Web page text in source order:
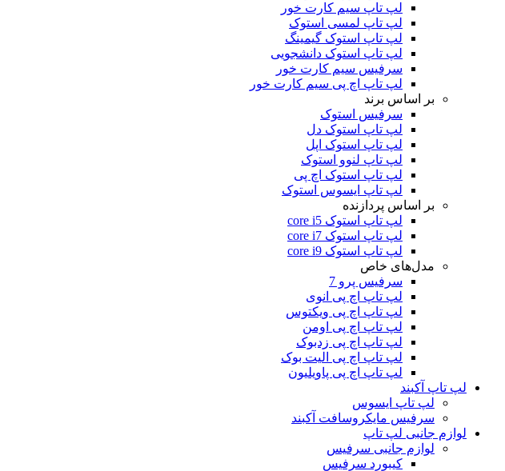
لپ تاپ سیم کارت خور
لپ تاپ لمسی استوک
لپ تاپ استوک گیمینگ
لپ تاپ استوک دانشجویی
سرفیس سیم کارت خور
لپ تاپ اچ پی سیم کارت خور
بر اساس برند
سرفیس استوک
لپ تاپ استوک دل
لپ تاپ استوک اپل
لپ تاپ لنوو استوک
لپ تاپ استوک اچ پی
لپ تاپ ایسوس استوک
بر اساس پردازنده
لپ تاپ استوک core i5
لپ تاپ استوک core i7
لپ تاپ استوک core i9
مدل‌های خاص
سرفیس پرو 7
لپ تاپ اچ پی انوی
لپ تاپ اچ پی ویکتوس
لپ تاپ اچ پی اومن
لپ تاپ اچ پی زدبوک
لپ تاپ اچ پی الیت بوک
لپ تاپ اچ پی پاویلیون
لپ تاپ آکبند
لپ تاپ ایسوس
سرفیس مایکروسافت آکبند
لوازم جانبی لپ تاپ
لوازم جانبی سرفیس
کیبورد سرفیس